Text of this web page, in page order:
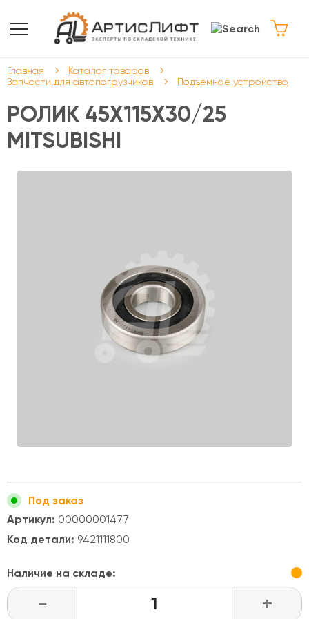
Главная
Каталог товаров
Запчасти для автопогрузчиков
Подъемное устройство
РОЛИК 45Х115Х30/25
MITSUBISHI
Под заказ
Артикул: 00000001477
Код детали: 9421111800
Наличие на складе:
- +